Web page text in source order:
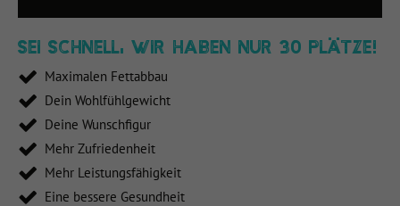
SEI SCHNELL, WIR HABEN NUR 30 PLÄTZE!
Maximalen Fettabbau
Dein Wohlfühlgewicht
Deine Wunschfigur
Mehr Zufriedenheit
Mehr Leistungsfähigkeit
Eine bessere Gesundheit